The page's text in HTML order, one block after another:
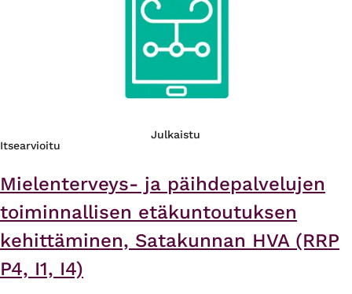
Julkaistu
Itsearvioitu
Mielenterveys- ja päihdepalvelujen
toiminnallisen etäkuntoutuksen
kehittäminen, Satakunnan HVA (RRP
P4, I1, I4)